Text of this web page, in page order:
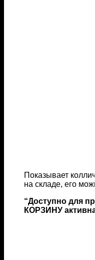
Показывает
на складе, его
“Доступно для
КОРЗИНУ